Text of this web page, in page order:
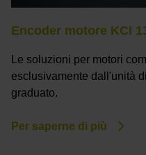
Encoder motore KCI
Le soluzioni per motori
esclusivamente dall'unità
graduato.
Per saperne di più